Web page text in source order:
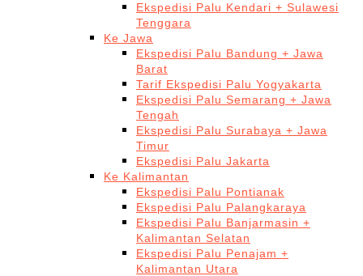
Ekspedisi Palu Kendari + Sulawesi
Tenggara
Ke Jawa
Ekspedisi Palu Bandung + Jawa
Barat
Tarif Ekspedisi Palu Yogyakarta
Ekspedisi Palu Semarang + Jawa
Tengah
Ekspedisi Palu Surabaya + Jawa
Timur
Ekspedisi Palu Jakarta
Ke Kalimantan
Ekspedisi Palu Pontianak
Ekspedisi Palu Palangkaraya
Ekspedisi Palu Banjarmasin +
Kalimantan Selatan
Ekspedisi Palu Penajam +
Kalimantan Utara